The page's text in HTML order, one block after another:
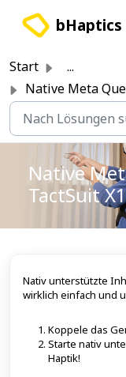
bHaptics
Start
...
Native Meta
Native
TactSuit
Nativ unterstützte
wirklich einfach und
Koppele das
Starte nativ
Haptik!